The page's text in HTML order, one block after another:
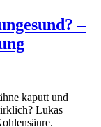
–
kaputt und
Lukas